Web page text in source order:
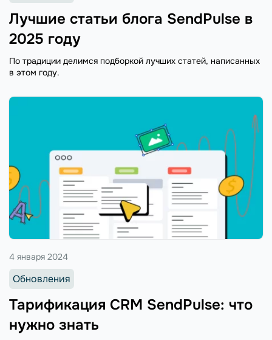
Лучшие статьи блога SendPulse в
2025 году
По традиции делимся подборкой лучших статей, написанных
в этом году.
Тарификация CRM SendPulse: что
нужно знать
4 января 2024
Обновления